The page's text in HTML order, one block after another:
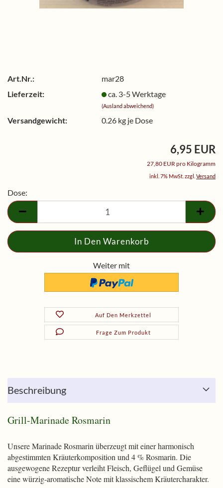
Art.Nr.:
mar28
Lieferzeit:
ca. 3-5 Werktage
(Ausland abweichend)
Versandgewicht: 0.26 kg je Dose
6,95 EUR
27,80 EUR pro Kilogramm
inkl. 7% MwSt. zzgl. Versand
Dose:
Dose
Weiter mit
Auf Den Merkzettel
Frage Zum Produkt
Beschreibung
Grill-Marinade Rosmarin
Unsere Marinade Rosmarin überzeugt mit einer harmonisch
abgestimmten Kräuterkomposition und 4 % Rosmarin. Die
ausgewogene Rezeptur verleiht Fleisch, Geflügel und Gemüse
eine würzig-aromatische Note mit klassischem Kräutercharakter.